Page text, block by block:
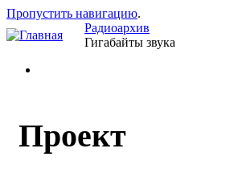
Пропустить навигацию.
Радиоархив
Гигабайты звука
Проект